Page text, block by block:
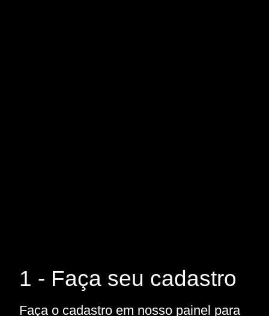
1 - Faça seu cadastro
Faça o cadastro em nosso painel para